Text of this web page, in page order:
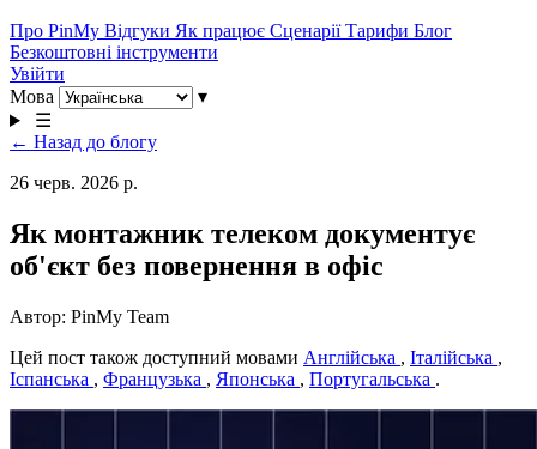
Про PinMy Відгуки Як працює СценаріїТарифи Блог
Безкоштовні інструменти
Увійти
Мова
▾
☰
← Назад до блогу
26 черв. 2026 р.
Як монтажник телеком документує
об'єкт без повернення в офіс
Автор: PinMy Team
Цей пост також доступний мовами Англійська , Італійська ,
Іспанська , Французька , Японська , Португальська .